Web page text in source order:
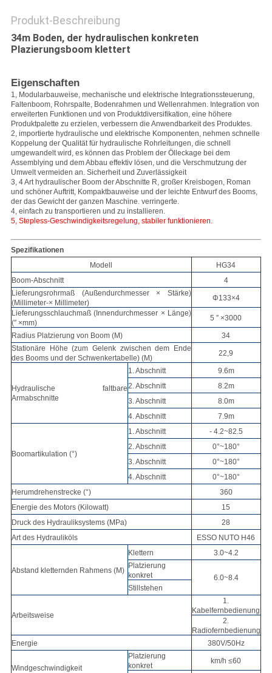
Produkt-Beschreibung
34m Boden, der hydraulischen konkreten
Plazierungsboom klettert
Eigenschaften
1, Modularbauweise, mechanische und elektrische Integrationssteuerung,
Faltenboom, Rohrspalte, Bodenrahmen und Wellenrahmen. Integration von
erweiterten Funktionen und von Produktdiversifikation, eine höhere
Produktpalette zu erzielen, verbessern die Anwendbarkeit des Produktes.
2, importierte hydraulische und elektrische Komponenten, nehmen schnelle
Koppelung der Qualität für hydraulische Rohrleitungen, die schnell
umgewandelt wird, es können das Problem der Ölleckage bei dem
Assemblying und dem Abbau effektiv lösen, und die Verschmutzung der
Umwelt vermeiden an. Sicherheit und Zuverlässigkeit
3, 4 Art hydraulischer Boom der Abschnitte R, großer Kreisbogen, Roman
und schöner Auftritt, Kompaktbauweise und der leichte Entwurf des Booms,
der das Gewicht der ganzen Maschine. verringerte.
4, einfach zu transportieren und zu installieren.
5, Stepless-Geschwindigkeitsregelung, stabiler funktionieren.
Spezifikationen
Modell
HG34
Boom-Abschnitt
4
Lieferungsrohrmaß (Außendurchmesser × Stärke)
(Millimeter-× Millimeter)
Φ133×4
Lieferungsschlauchmaß (Innendurchmesser × Länge)
(″ ×mm)
5 ″ ×3000
Radius Platzierung von Boom (M)
34
Stationäre Höhe (zum Gelenk zwischen dem Ende
des Booms und der Schwenkertabelle) (M)
22,9
Hydraulische faltbare
Armabschnitte
1. Abschnitt
9.6m
2. Abschnitt
8.2m
3. Abschnitt
8.0m
4. Abschnitt
7.9m
Boomartikulation (°)
1. Abschnitt
- 4.2~82.5
2. Abschnitt
0°~180°
3. Abschnitt
0°~180°
4. Abschnitt
0°~180°
Herumdrehenstrecke (°)
360
Energie des Motors (Kilowatt)
15
Druck des Hydrauliksystems (MPa)
28
Art des Hydrauliköls
ESSO NUTO H46
Abstand kletternden Rahmens (M)
Klettern
3.0~4.2
Platzierung
konkret
6.0~8.4
Stillstehen
Arbeitsweise
1.
Kabelfernbedienung
2.
Radiofernbedienung
Energie
380V/50Hz
Windgeschwindigkeit
Platzierung
konkret
km/h ≤60